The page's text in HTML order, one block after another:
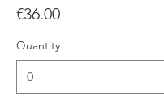
€36.00
Quantity